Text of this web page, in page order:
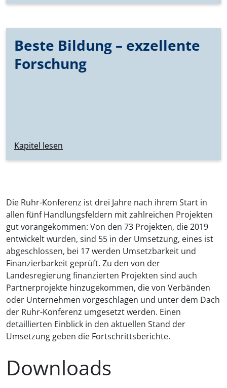
Beste Bildung – exzellente
Forschung
Kapitel lesen
Die Ruhr-Konferenz ist drei Jahre nach ihrem Start in
allen fünf Handlungsfeldern mit zahlreichen Projekten
gut vorangekommen: Von den 73 Projekten, die 2019
entwickelt wurden, sind 55 in der Umsetzung, eines ist
abgeschlossen, bei 17 werden Umsetzbarkeit und
Finanzierbarkeit geprüft. Zu den von der
Landesregierung finanzierten Projekten sind auch
Partnerprojekte hinzugekommen, die von Verbänden
oder Unternehmen vorgeschlagen und unter dem Dach
der Ruhr-Konferenz umgesetzt werden. Einen
detaillierten Einblick in den aktuellen Stand der
Umsetzung geben die Fortschrittsberichte.
Downloads